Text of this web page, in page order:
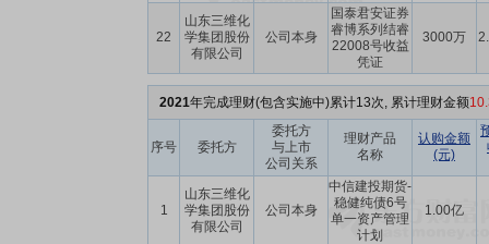
22
山东三维化
学集团股份
有限公司
公司本身
国泰君安证券
睿博系列结睿
22008号收益
凭证
3000万
2021年完成理财(包含实施中)累计13次, 累计理财金额
序号 委托方
委托方
与上市
公司关系
理财产品
名称
认购金额
(元)
1
山东三维化
学集团股份
有限公司
公司本身
中信建投期货-
稳健纯债6号
单一资产管理
计划
1.00亿